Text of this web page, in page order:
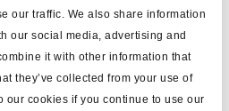
our traffic. We also share information
our social media, advertising and
it with other information that
they’ve collected from your use of
our cookies if you continue to use our
Flachstecker
Elektrischer Anschluss